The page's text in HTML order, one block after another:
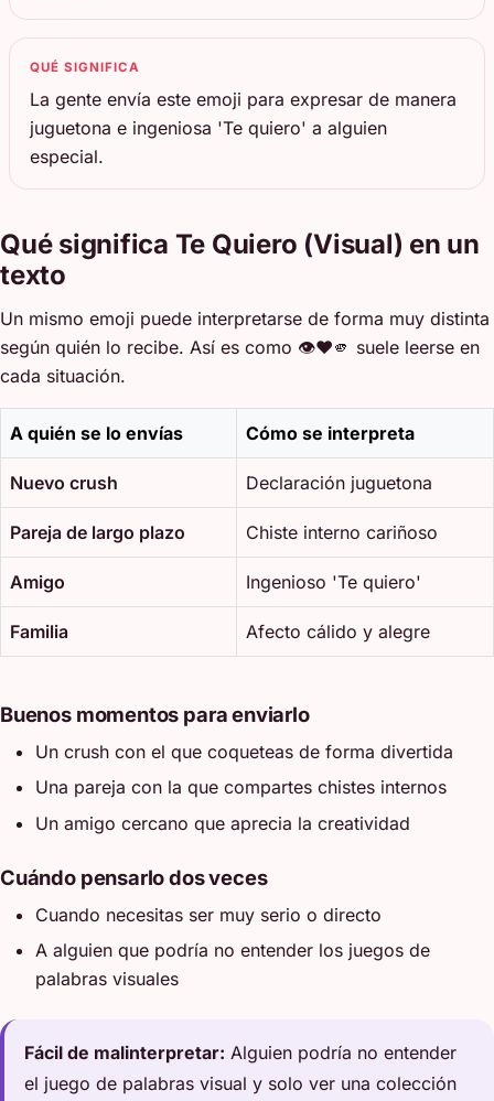
QUÉ SIGNIFICA
La gente envía este emoji para expresar de manera
juguetona e ingeniosa 'Te quiero' a alguien
especial.
Qué significa Te Quiero (Visual) en un
texto
Un mismo emoji puede interpretarse de forma muy distinta
según quién lo recibe. Así es como 👁️❤️🫵 suele leerse en
cada situación.
A quién se lo envías Cómo se interpreta
Nuevo crush Declaración juguetona
Pareja de largo plazo Chiste interno cariñoso
Amigo Ingenioso 'Te quiero'
Familia Afecto cálido y alegre
Buenos momentos para enviarlo
Un crush con el que coqueteas de forma divertida
Una pareja con la que compartes chistes internos
Un amigo cercano que aprecia la creatividad
Cuándo pensarlo dos veces
Cuando necesitas ser muy serio o directo
A alguien que podría no entender los juegos de
palabras visuales
Fácil de malinterpretar: Alguien podría no entender
el juego de palabras visual y solo ver una colección